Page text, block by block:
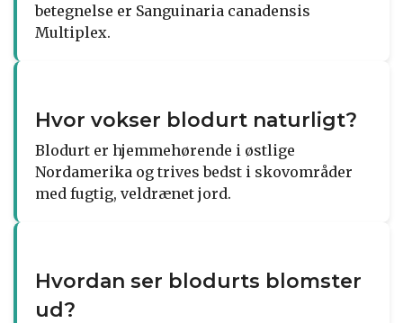
betegnelse er Sanguinaria canadensis
Multiplex.
Hvor vokser blodurt naturligt?
Blodurt er hjemmehørende i østlige
Nordamerika og trives bedst i skovområder
med fugtig, veldrænet jord.
Hvordan ser blodurts blomster
ud?